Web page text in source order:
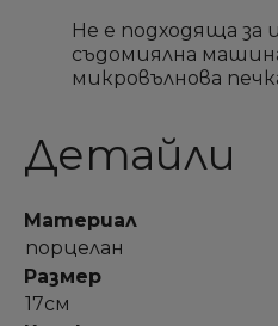
Добави към
Създай списък
Име на списък
Sign in
Необходимо е да
за да добавите
Добави към
Създай списък
Име на списък
Sign in
Необходимо е да
за да добавите
Не е подходяща за
съдомиялна
микровълнова
Детайли
Материал
порцелан
Размер
17см